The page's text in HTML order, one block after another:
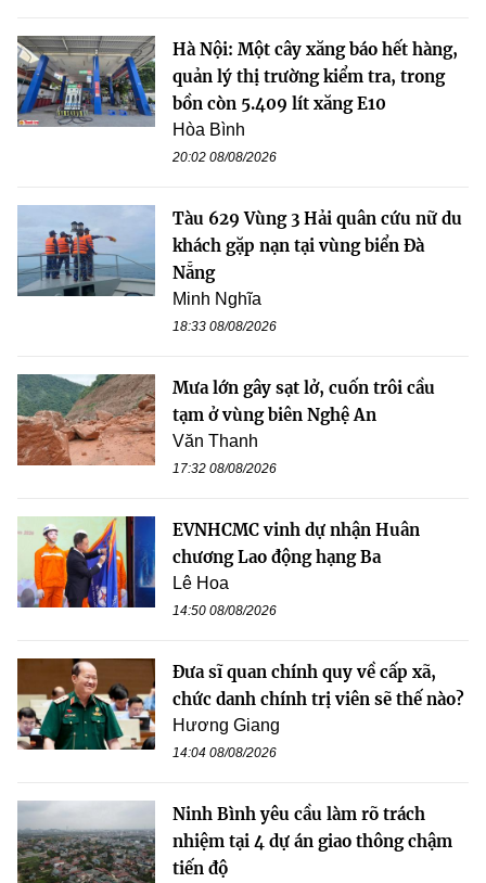
Hà Nội: Một cây xăng báo hết hàng,
quản lý thị trường kiểm tra, trong
bồn còn 5.409 lít xăng E10
Hòa Bình
20:02 08/08/2026
Tàu 629 Vùng 3 Hải quân cứu nữ du
khách gặp nạn tại vùng biển Đà
Nẵng
Minh Nghĩa
18:33 08/08/2026
Mưa lớn gây sạt lở, cuốn trôi cầu
tạm ở vùng biên Nghệ An
Văn Thanh
17:32 08/08/2026
EVNHCMC vinh dự nhận Huân
chương Lao động hạng Ba
Lê Hoa
14:50 08/08/2026
Đưa sĩ quan chính quy về cấp xã,
chức danh chính trị viên sẽ thế nào?
Hương Giang
14:04 08/08/2026
Ninh Bình yêu cầu làm rõ trách
nhiệm tại 4 dự án giao thông chậm
tiến độ